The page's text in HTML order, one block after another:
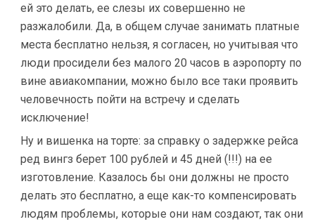
ей это делать, ее слезы их совершенно не
разжалобили. Да, в общем случае занимать платные
места бесплатно нельзя, я согласен, но учитывая что
люди просидели без малого 20 часов в аэропорту по
вине авиакомпании, можно было все таки проявить
человечность пойти на встречу и сделать
исключение!
Ну и вишенка на торте: за справку о задержке рейса
ред вингз берет 100 рублей и 45 дней (!!!) на ее
изготовление. Казалось бы они должны не просто
делать это бесплатно, а еще как-то компенсировать
людям проблемы, которые они нам создают, так они